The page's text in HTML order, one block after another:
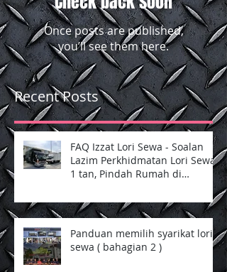
Check back soon
Once posts are published,
you’ll see them here.
Recent Posts
FAQ Izzat Lori Sewa - Soalan
Lazim Perkhidmatan Lori Sewa
1 tan, Pindah Rumah di
Selangor dan Kuala Lumpur